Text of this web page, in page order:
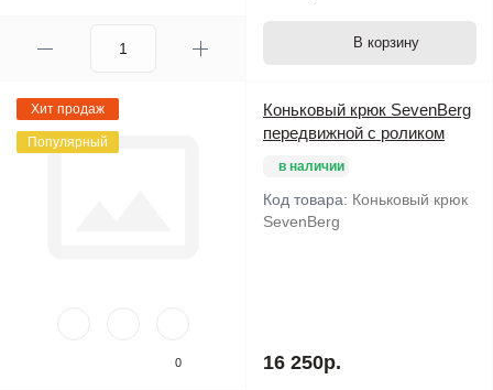
В корзину
Хит продаж
Популярный
0
Коньковый крюк SevenBerg
передвижной с роликом
в наличии
Код товара: Коньковый крюк
SevenBerg
16 250р.